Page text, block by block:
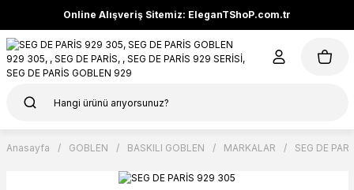
Online Alışveriş Sitemiz: EleganTShoP.com.tr
Anasayfa GOBLEN BASKILI GOBLEN MARKALAR SEG DE